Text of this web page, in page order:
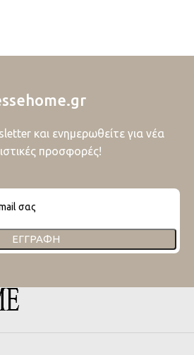
και ενημερωθείτε για νέα
προσφορές!
ΕΓΓΡΑΦΉ